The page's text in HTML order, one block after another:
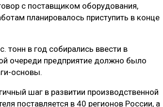
с поставщиком оборудования,
планировалось приступить в конце
в год собирались ввести в
очереди предприятие должно было
основы.
шаг в развитии производственной
поставляется в 40 регионов России, а